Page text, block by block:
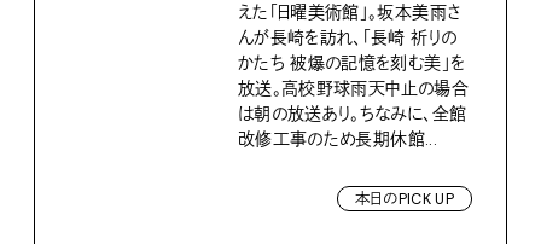
えた「日曜美術館」。坂本美雨さ
んが長崎を訪れ、「長崎 祈りの
かたち 被爆の記憶を刻む美」を
放送。高校野球雨天中止の場合
は朝の放送あり。ちなみに、全館
改修工事のため長期休館...
本日のPICK UP